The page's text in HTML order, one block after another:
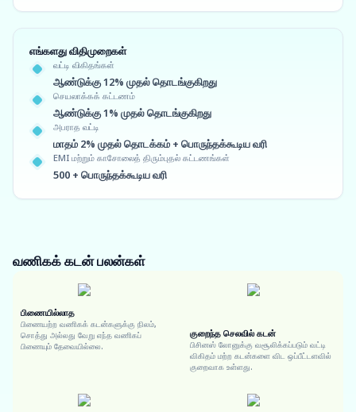
எங்களது விதிமுறைகள்
வட்டி விகிதங்கள்
ஆண்டுக்கு 12% முதல் தொடங்குகிறது
செயலாக்கக் கட்டணம்
ஆண்டுக்கு 1% முதல் தொடங்குகிறது
அபராத வட்டி
மாதம் 2% முதல் தொடக்கம் + பொருந்தக்கூடிய வரி
EMI மற்றும் காசோலைத் திரும்புதல் கட்டணங்கள்
500 + பொருந்தக்கூடிய வரி
வணிகக் கடன்பலன்கள்
பிணையில்லாத
பிணையற்ற வணிகக் கடன்களுக்கு நிலம்,
சொத்து அல்லது வேறு எந்த வணிகப்
பிணையும் தேவையில்லை.
குறைந்த செலவில் கடன்
பிசினஸ் லோனுக்கு வசூலிக்கப்படும் வட்டி
விகிதம் மற்ற கடன்களை விட ஒப்பீட்டளவில்
குறைவாக உள்ளது.